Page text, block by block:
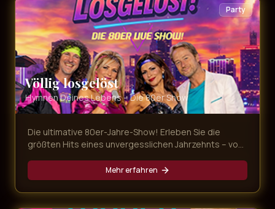
Party
Völlig losgelöst
Hymnen Deines Lebens – Die 80er Show
Die ultimative 80er-Jahre-Show! Erleben Sie die
größten Hits eines unvergesslichen Jahrzehnts – von
Zeitreise in die Ära der Neonfarben und legendären
Popsongs.
Mehr erfahren